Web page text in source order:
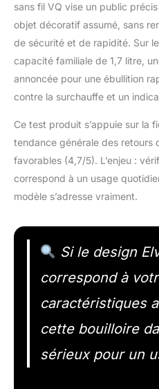
sans fil VQ vise un public
objet décoratif assumé, sans
de sécurité et de rapidité. Sur
capacité familiale de 1,7 litre,
annoncée pour une ébullition
contre la surchauffe et un
Ce test produit s’appuie sur la
tendance générale des retours
favorables (4,7/5). L’enjeu :
correspond à un usage
modèle s’adresse vraiment.
Si le design
correspond à
caractéristiques
cette bouilloire
sérieux pour un